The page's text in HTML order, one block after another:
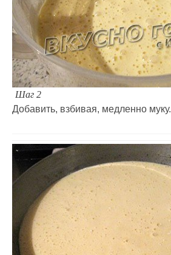
Шаг 2
Добавить, взбивая, медленно муку.